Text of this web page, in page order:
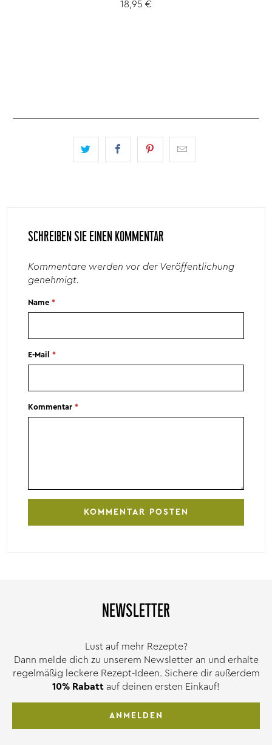
18,95 €
SCHREIBEN SIE EINEN KOMMENTAR
Kommentare werden vor der Veröffentlichung
genehmigt.
Name*
E-Mail*
Kommentar*
NEWSLETTER
Lust auf mehr Rezepte?
Dann melde dich zu unserem Newsletter an und erhalte
regelmäßig leckere Rezept-Ideen. Sichere dir außerdem
10% Rabatt auf deinen ersten Einkauf!
ANMELDEN